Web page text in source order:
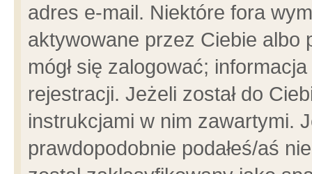
adres e-mail. Niektóre fora
aktywowane przez Ciebie albo
mógł się zalogować;
rejestracji. Jeżeli został do
instrukcjami w nim zawartymi.
prawdopodobnie podałeś/aś